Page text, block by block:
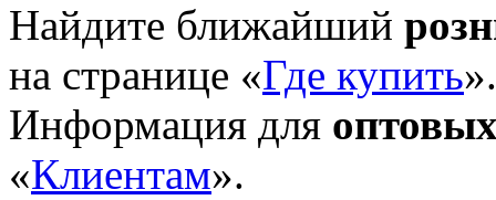
Найдите ближайший
на странице «Где купить».
Информация для
«Клиентам».